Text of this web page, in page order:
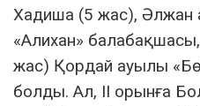
Хадиша (5 жас), Әлжан
«Алихан»
жас) Қордай ауылы
болды. Ал, ІІ орынға